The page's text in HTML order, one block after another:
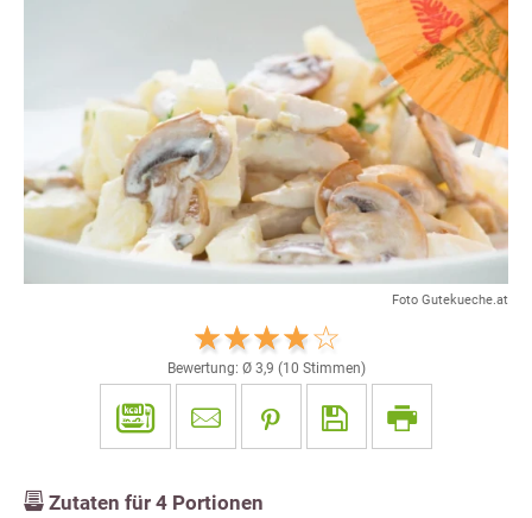
Foto Gutekueche.at
Bewertung: Ø 3,9 (10 Stimmen)
Zutaten für 4 Portionen